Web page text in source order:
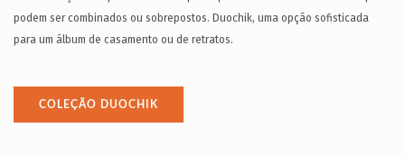
podem ser combinados ou sobrepostos. Duochik, uma opção sofisticada
para um álbum de casamento ou de retratos.
COLEÇÃO DUOCHIK